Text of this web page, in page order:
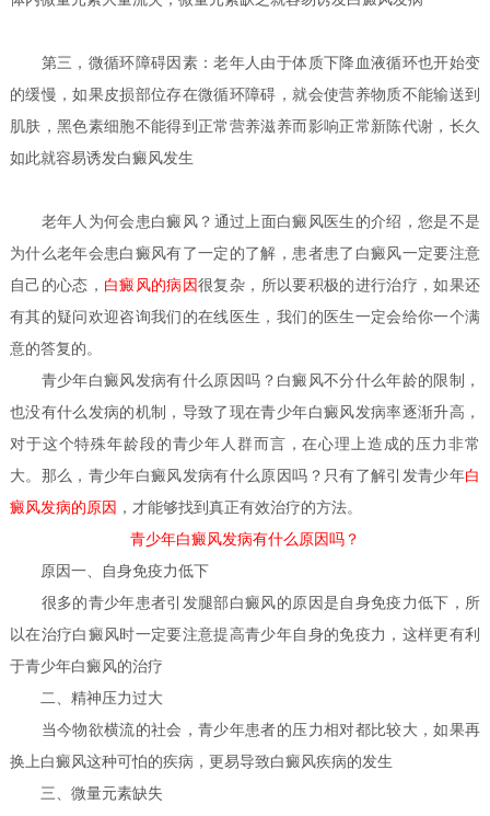
第三，微循环障碍因素：老年人由于体质下降血液循环也开始变
的缓慢，如果皮损部位存在微循环障碍，就会使营养物质不能输送到
肌肤，黑色素细胞不能得到正常营养滋养而影响正常新陈代谢，长久
如此就容易诱发白癜风发生
老年人为何会患白癜风？ 通过上面白癜风医生的介绍，您是不是
为什么老年会患白癜风有了一定的了解，患者患了白癜风一定要注意
自己的心态， 白癜风的病因很复杂，所以要积极的进行治疗，如果还
有其的疑问欢迎咨询我们的在线医生，我们的医生一定会给你一个满
意的答复的。
青少年白癜风发病有什么原因吗？ 白癜风不分什么年龄的限制，
也没有什么发病的机制，导致了现在青少年白癜风发病率逐渐升高，
对于这个特殊年龄段的青少年人群而言，在心理上造成的压力非常
大。那么，青少年白癜风发病有什么原因吗？只有了解引发青少年白
癜风发病的原因 ，才能够找到真正有效治疗的方法。
青少年白癜风发病有什么原因吗？
原因一、自身免疫力低下
很多的青少年患者引发腿部白癜风的原因是自身免疫力低下，所
以在治疗白癜风时一定要注意提高青少年自身的免疫力，这样更有利
于青少年白癜风的治疗
二、精神压力过大
当今物欲横流的社会，青少年患者的压力相对都比较大，如果再
换上白癜风这种可怕的疾病，更易导致白癜风疾病的发生
三、微量元素缺失